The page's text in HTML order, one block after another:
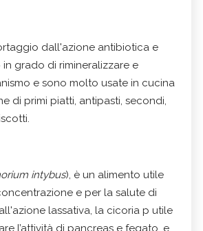
dall'azione antibiotica e
grado di rimineralizzare e
e sono molto usate in cucina
di primi piatti, antipasti, secondi,
intybus), è un alimento utile
e per la salute di
lassativa, la cicoria p utile
l’attività di pancreas e fegato, e